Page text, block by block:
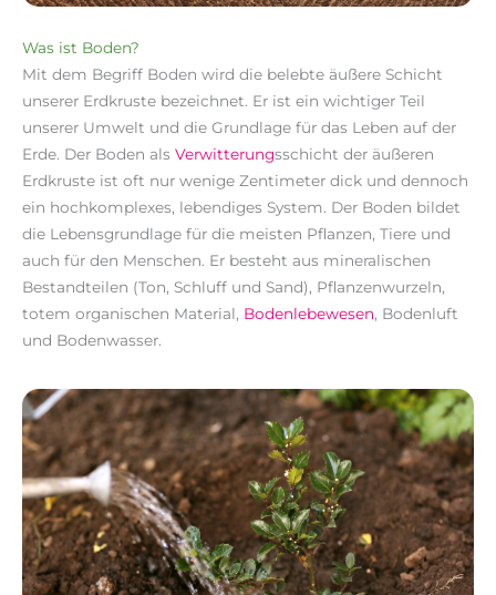
Was ist Boden?
Mit dem Begriff Boden wird die belebte äußere Schicht
unserer Erdkruste bezeichnet. Er ist ein wichtiger Teil
unserer Umwelt und die Grundlage für das Leben auf der
Erde. Der Boden als Verwitterungsschicht der äußeren
Erdkruste ist oft nur wenige Zentimeter dick und dennoch
ein hochkomplexes, lebendiges System. Der Boden bildet
die Lebensgrundlage für die meisten Pflanzen, Tiere und
auch für den Menschen. Er besteht aus mineralischen
Bestandteilen (Ton, Schluff und Sand), Pflanzenwurzeln,
totem organischen Material, Bodenlebewesen, Bodenluft
und Bodenwasser.